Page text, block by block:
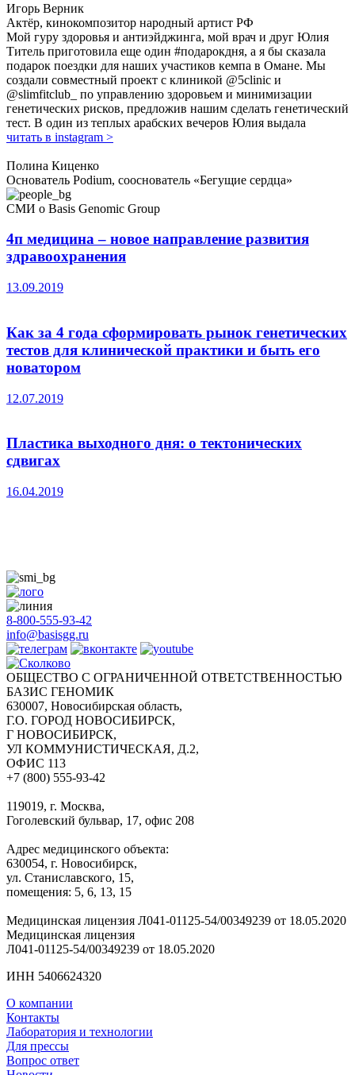
Игорь Верник
Актёр, кинокомпозитор народный артист РФ
Мой гуру здоровья и антиэйджинга, мой врач и друг Юлия
Титель приготовила еще один #подарокдня, а я бы сказала
подарок поездки для наших участиков кемпа в Омане. Мы
создали совместный проект с клиникой @5clinic и
@slimfitclub_ по управлению здоровьем и минимизации
генетических рисков, предложив нашим сделать генетический
тест. В один из теплых арабских вечеров Юлия выдала
читать в instagram >
Полина Киценко
Основатель Podium, сооснователь «Бегущие сердца»
СМИ о Basis Genomic Group
4п медицина – новое направление развития
здравоохранения
13.09.2019
Как за 4 года сформировать рынок генетических
тестов для клинической практики и быть его
новатором
12.07.2019
Пластика выходного дня: о тектонических
сдвигах
16.04.2019
8-800-555-93-42
info@basisgg.ru
ОБЩЕСТВО С ОГРАНИЧЕННОЙ ОТВЕТСТВЕННОСТЬЮ
БАЗИС ГЕНОМИК
630007, Новосибирская область,
Г.О. ГОРОД НОВОСИБИРСК,
Г НОВОСИБИРСК,
УЛ КОММУНИСТИЧЕСКАЯ, Д.2,
ОФИС 113
+7 (800) 555-93-42
119019, г. Москва,
Гоголевский бульвар, 17, офис 208
Адрес медицинского объекта:
630054, г. Новосибирск,
ул. Станиславского, 15,
помещения: 5, 6, 13, 15
Медицинская лицензия Л041-01125-54/00349239 от 18.05.2020
Медицинская лицензия
Л041-01125-54/00349239 от 18.05.2020
ИНН 5406624320
О компании
Контакты
Лаборатория и технологии
Для прессы
Вопрос ответ